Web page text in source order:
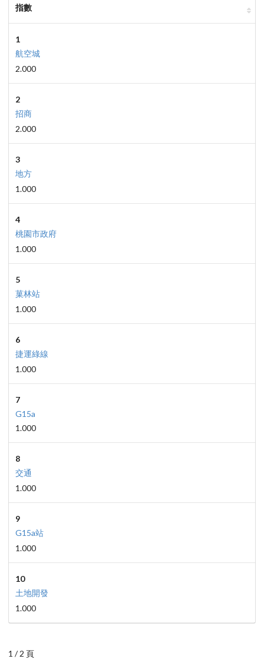
指數
1
航空城
2.000
2
招商
2.000
3
地方
1.000
4
桃園市政府
1.000
5
菓林站
1.000
6
捷運綠線
1.000
7
G15a
1.000
8
交通
1.000
9
G15a站
1.000
10
土地開發
1.000
1 / 2 頁